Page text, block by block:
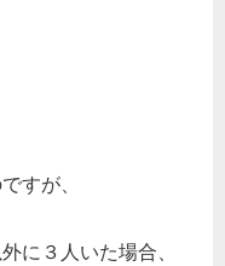
すが、
に３人いた場合、